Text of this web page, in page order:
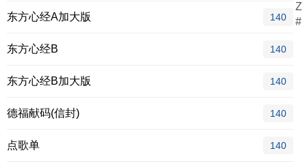
东方心经A加大版 140
东方心经B 140
东方心经B加大版 140
德福献码(信封) 140
点歌单 140
Z
#